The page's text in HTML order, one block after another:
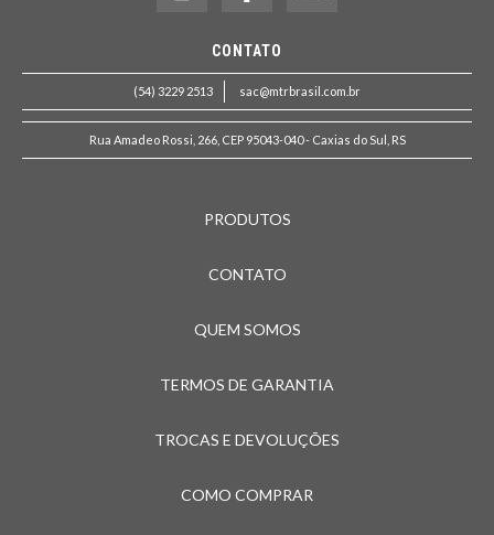
CONTATO
(54) 3229 2513 sac@mtrbrasil.com.br
Rua Amadeo Rossi, 266, CEP 95043-040 - Caxias do Sul, RS
PRODUTOS
CONTATO
QUEM SOMOS
TERMOS DE GARANTIA
TROCAS E DEVOLUÇÕES
COMO COMPRAR